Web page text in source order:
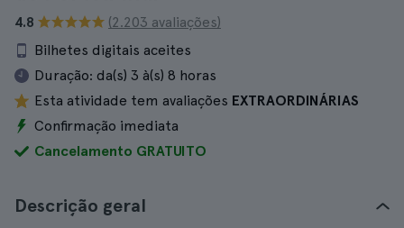
4.8
(2.203 avaliações)
Bilhetes digitais aceites
Duração: da(s) 3 à(s) 8 horas
Esta atividade tem avaliações EXTRAORDINÁRIAS
Confirmação imediata
Cancelamento GRATUITO
Descrição geral